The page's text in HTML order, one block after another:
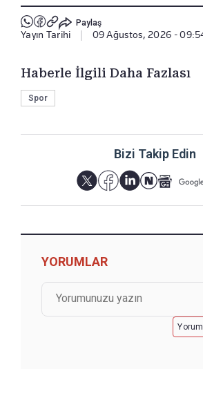
Paylaş
Yayın Tarihi 09 Ağustos, 2026 -
Haberle İlgili Daha Fazlası
Spor
Bizi Takip Edin
YORUMLAR